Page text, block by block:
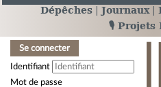
Dépêches Journaux
🎙️ Projets
Se connecter
Identifiant
Mot de passe